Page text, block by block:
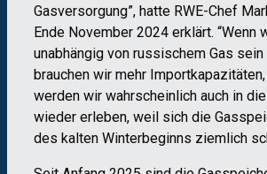
Gasversorgung”, hatte RWE-Chef
Ende November 2024 erklärt. “Wenn
unabhängig von russischem Gas
brauchen wir mehr
werden wir wahrscheinlich auch in
wieder erleben, weil sich die
des kalten Winterbeginns ziemlich